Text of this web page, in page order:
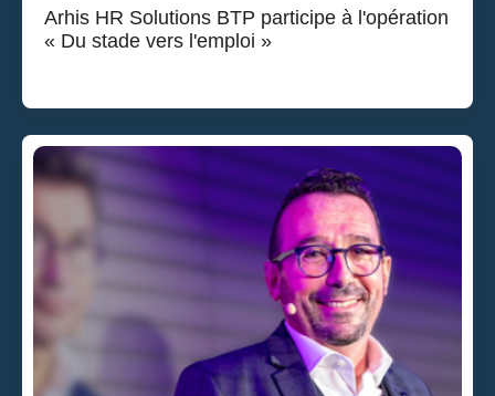
Arhis HR Solutions BTP participe à l'opération
« Du stade vers l'emploi »